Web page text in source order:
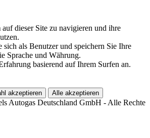
dieser Site zu navigieren und ihre
sich als Benutzer und speichern Sie Ihre
Sprache und Währung.
basierend auf Ihrem Surfen an.
akzeptieren Alle akzeptieren
Autogas Deutschland GmbH - Alle Rechte